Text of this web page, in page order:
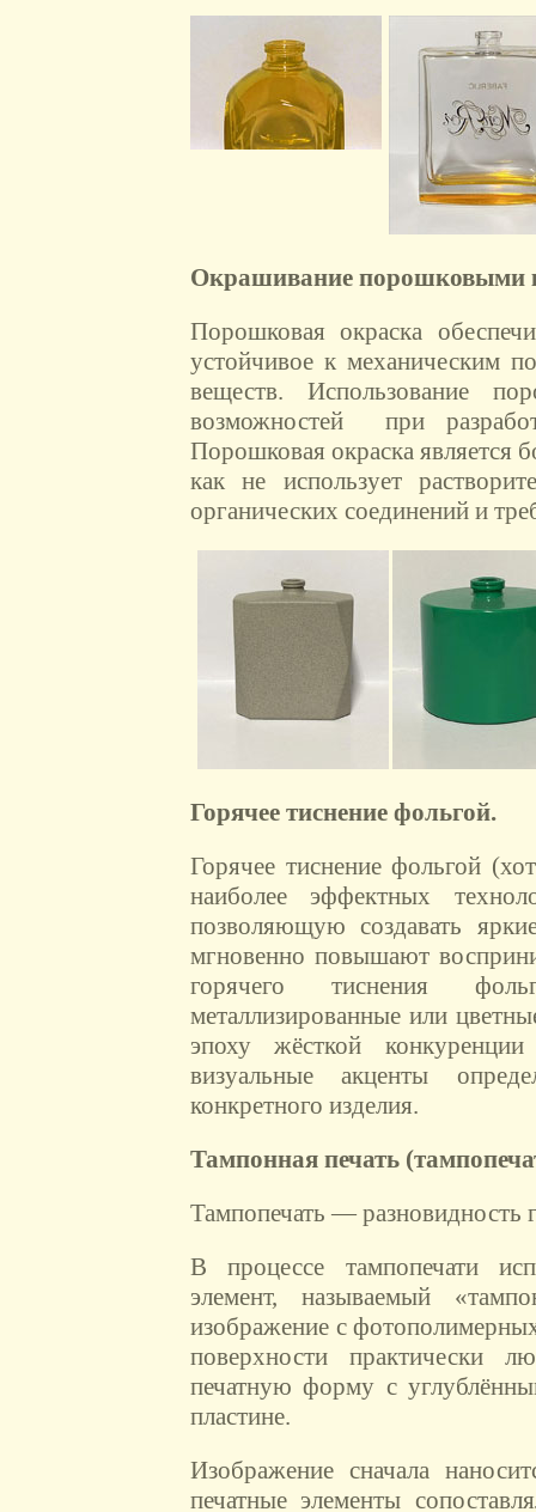
Окрашивание порошковыми
Порошковая окраска
устойчивое к механическим
веществ. Использование
возможностей при
Порошковая окраска является
как не использует
органических соединений и
Горячее тиснение фольгой.
Горячее тиснение фольгой
наиболее эффектных
позволяющую создавать
мгновенно повышают
горячего тиснения
металлизированные или
эпоху жёсткой
визуальные акценты
конкретного изделия.
Тампонная печать
Тампопечать — разновидность
В процессе тампопечати
элемент, называемый
изображение с
поверхности практически
печатную форму с
пластине.
Изображение сначала
печатные элементы